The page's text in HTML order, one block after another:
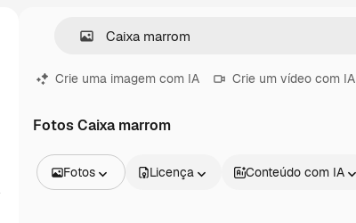
Crie uma imagem com IA Crie um vídeo com IA
Fotos Caixa marrom
Fotos Licença Conteúdo com IA